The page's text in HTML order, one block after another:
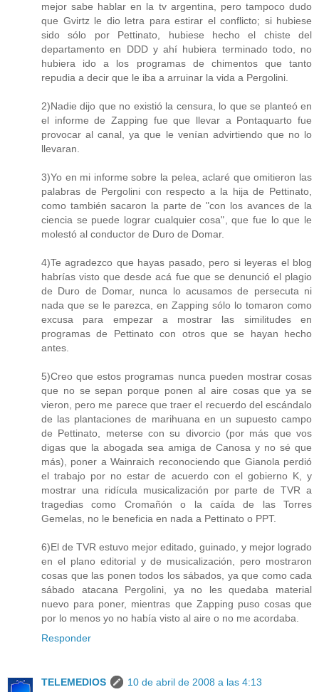
mejor sabe hablar en la tv argentina, pero tampoco dudo
que Gvirtz le dio letra para estirar el conflicto; si hubiese
sido sólo por Pettinato, hubiese hecho el chiste del
departamento en DDD y ahí hubiera terminado todo, no
hubiera ido a los programas de chimentos que tanto
repudia a decir que le iba a arruinar la vida a Pergolini.
2)Nadie dijo que no existió la censura, lo que se planteó en
el informe de Zapping fue que llevar a Pontaquarto fue
provocar al canal, ya que le venían advirtiendo que no lo
llevaran.
3)Yo en mi informe sobre la pelea, aclaré que omitieron las
palabras de Pergolini con respecto a la hija de Pettinato,
como también sacaron la parte de "con los avances de la
ciencia se puede lograr cualquier cosa", que fue lo que le
molestó al conductor de Duro de Domar.
4)Te agradezco que hayas pasado, pero si leyeras el blog
habrías visto que desde acá fue que se denunció el plagio
de Duro de Domar, nunca lo acusamos de persecuta ni
nada que se le parezca, en Zapping sólo lo tomaron como
excusa para empezar a mostrar las similitudes en
programas de Pettinato con otros que se hayan hecho
antes.
5)Creo que estos programas nunca pueden mostrar cosas
que no se sepan porque ponen al aire cosas que ya se
vieron, pero me parece que traer el recuerdo del escándalo
de las plantaciones de marihuana en un supuesto campo
de Pettinato, meterse con su divorcio (por más que vos
digas que la abogada sea amiga de Canosa y no sé que
más), poner a Wainraich reconociendo que Gianola perdió
el trabajo por no estar de acuerdo con el gobierno K, y
mostrar una ridícula musicalización por parte de TVR a
tragedias como Cromañón o la caída de las Torres
Gemelas, no le beneficia en nada a Pettinato o PPT.
6)El de TVR estuvo mejor editado, guinado, y mejor logrado
en el plano editorial y de musicalización, pero mostraron
cosas que las ponen todos los sábados, ya que como cada
sábado atacana Pergolini, ya no les quedaba material
nuevo para poner, mientras que Zapping puso cosas que
por lo menos yo no había visto al aire o no me acordaba.
Responder
TELEMEDIOS
10 de abril de 2008 a las 4:13